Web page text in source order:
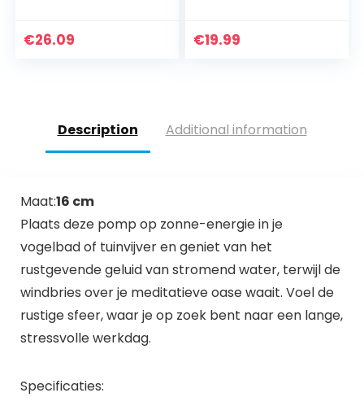
fontein Andere
vijverdecoratie
€26.09
waterpomp,
€19.99
Description Additional information
Maat:16 cm
Plaats deze pomp op zonne-energie in je
vogelbad of tuinvijver en geniet van het
rustgevende geluid van stromend water, terwijl de
windbries over je meditatieve oase waait. Voel de
rustige sfeer, waar je op zoek bent naar een lange,
stressvolle werkdag.
Specificaties: